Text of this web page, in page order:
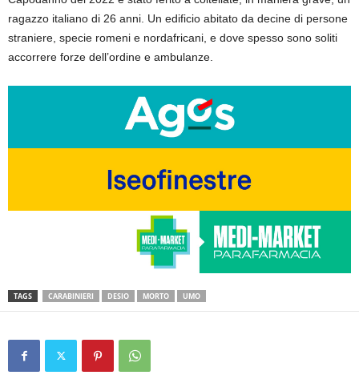
ragazzo italiano di 26 anni. Un edificio abitato da decine di persone
straniere, specie romeni e nordafricani, e dove spesso sono soliti
accorrere forze dell’ordine e ambulanze.
TAGS CARABINIERI DESIO MORTO UMO